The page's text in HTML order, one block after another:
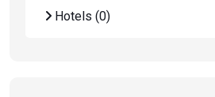
Hotels (0)